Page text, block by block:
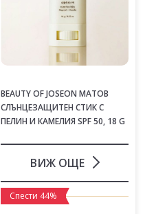
BEAUTY OF JOSEON МАТОВ
СЛЪНЦЕЗАЩИТЕН СТИК С
ПЕЛИН И КАМЕЛИЯ SPF 50, 18 G
ВИЖ ОЩЕ
Спести 44%